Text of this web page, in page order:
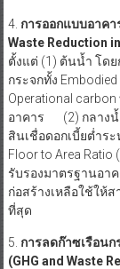
4. การออกแบบอาค
Waste Reduction
ตั้งแต่ (1) ต้นน้ำ โด
กระจกทั้ง
Operational
อาคาร (2) กลางน้
สินเชื่อดอกเบี้ยต่ำร
Floor to Area
รับรองมาตรฐานอา
ก่อสร้างเหลือใช้ให้
ที่สุด
5. การลดก๊าซเรือน
(GHG and Waste